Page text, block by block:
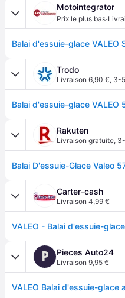
Motointegrator
Prix le plus bas·
Trodo
Livraison 6,90 €, 3-
Balai d'essuie-glace VALEO
Rakuten
Livraison gratuite,
Balai D'essuie-Glace Valeo
Carter-cash
Livraison 4,99 €
P Pieces Auto24
Livraison 9,95 €